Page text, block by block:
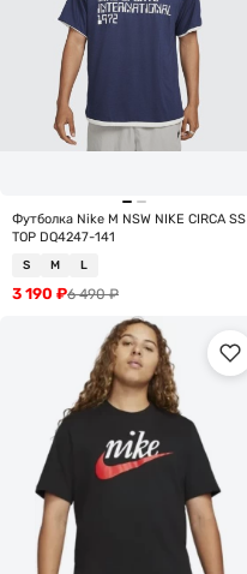
Футболка Nike M NSW NIKE CIRCA SS
TOP DQ4247-141
S M L
6 490₽
3 190 ₽